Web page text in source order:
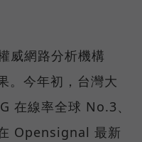
威網路分析機構
。今年初，台灣大
在線率全球 No.3、
Opensignal 最新